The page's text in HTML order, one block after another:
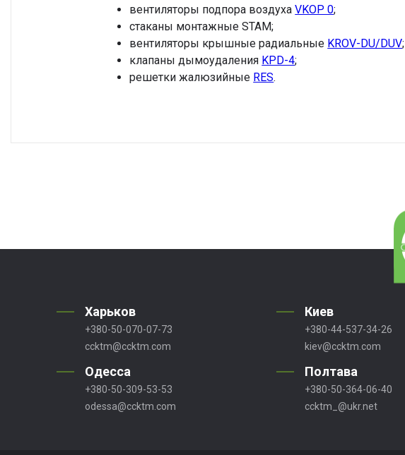
вентиляторы подпора воздухаVKOP 0;
стаканы монтажные STAM;
вентиляторы крышные радиальные KROV-DU/DUV;
клапаны дымоудаления KPD-4;
решетки жалюзийные RES.
Харьков
+380-50-070-07-73
ccktm@ccktm.com
Киев
+380-44-537-34-26
kiev@ccktm.com
Одесса
+380-50-309-53-53
odessa@ccktm.com
Полтава
+380-50-364-06-40
ccktm_@ukr.net